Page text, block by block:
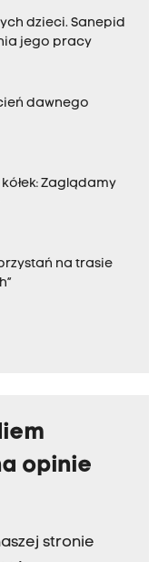
dzieci. Sanepid
jego pracy
dawnego
Zaglądamy
na trasie
opinie
stronie